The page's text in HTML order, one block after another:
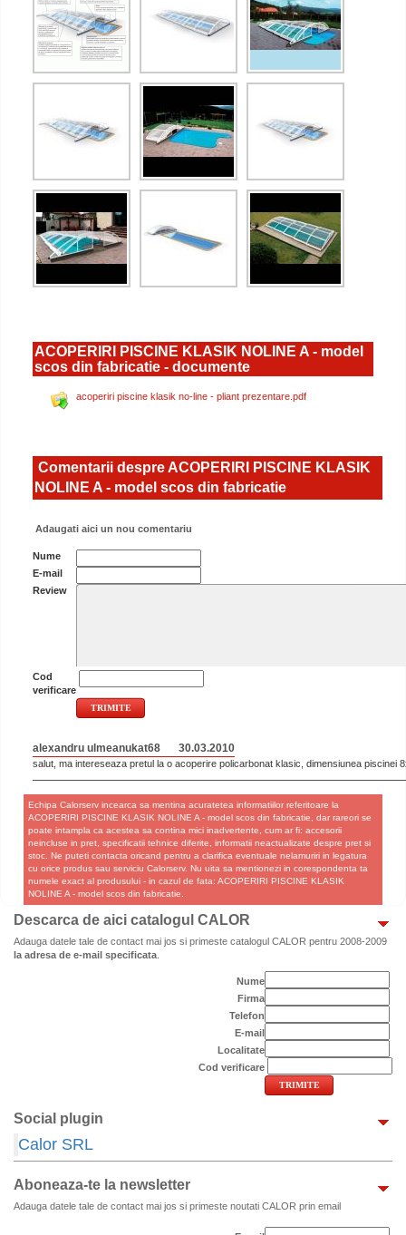
ACOPERIRI PISCINE KLASIK NOLINE A - model
scos din fabricatie - documente
acoperiri piscine klasik no-line - pliant prezentare.pdf
Comentarii despre ACOPERIRI PISCINE KLASIK
NOLINE A - model scos din fabricatie
Adaugati aici un nou comentariu
Nume
E-mail
Review
Cod
verificare
alexandru ulmeanukat68 30.03.2010
salut, ma intereseaza pretul la o acoperire policarbonat klasic, dimensiunea piscinei
Echipa Calorserv incearca sa mentina acuratetea informatiilor referitoare la
ACOPERIRI PISCINE KLASIK NOLINE A - model scos din fabricatie, dar rareori se
poate intampla ca acestea sa contina mici inadvertente, cum ar fi: accesorii
neincluse in pret, specificatii tehnice diferite, informatii neactualizate despre pret si
stoc. Ne puteti contacta oricand pentru a clarifica eventuale nelamuriri in legatura
cu orice produs sau serviciu Calorserv. Nu uita sa mentionezi in corespondenta ta
numele exact al produsului - in cazul de fata: ACOPERIRI PISCINE KLASIK
NOLINE A - model scos din fabricatie.
Descarca de aici catalogul CALOR
Adauga datele tale de contact mai jos si primeste catalogul CALOR pentru 2008-2009
la adresa de e-mail specificata
Nume
Firma
Telefon
E-mail
Localitate
Cod verificare
Social plugin
Calor SRL
Aboneaza-te la newsletter
Adauga datele tale de contact mai jos si primeste noutati CALOR prin email